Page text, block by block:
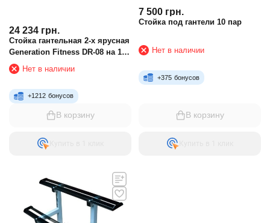
24 234 грн.
Стойка гантельная 2-х ярусная
Generation Fitness DR-08 на 10
пар
Нет в наличии
+1212 бонусов
В корзину
Купить в 1 клик
7 500 грн.
Стойка под гантели 10 пар
Нет в наличии
+375 бонусов
В корзину
Купить в 1 клик